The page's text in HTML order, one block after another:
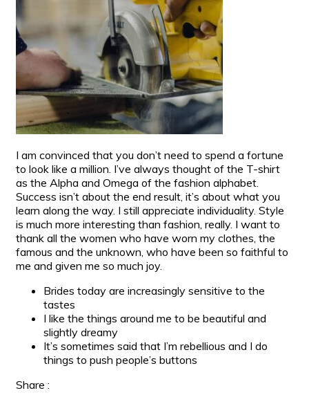
I am convinced that you don’t need to spend a fortune
to look like a million. I’ve always thought of the T-shirt
as the Alpha and Omega of the fashion alphabet.
Success isn’t about the end result, it’s about what you
learn along the way. I still appreciate individuality. Style
is much more interesting than fashion, really. I want to
thank all the women who have worn my clothes, the
famous and the unknown, who have been so faithful to
me and given me so much joy.
Brides today are increasingly sensitive to the
tastes
I like the things around me to be beautiful and
slightly dreamy
It’s sometimes said that I’m rebellious and I do
things to push people’s buttons
Share :